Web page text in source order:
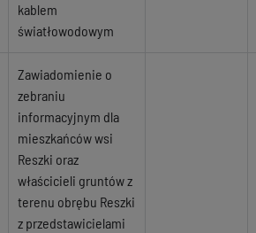
kablem
światłowodowym
Zawiadomienie o
zebraniu
informacyjnym dla
mieszkańców wsi
Reszki oraz
właścicieli gruntów z
terenu obrębu Reszki
z przedstawicielami